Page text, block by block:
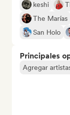
keshi
The Marías
San Holo
Principales
Agregar